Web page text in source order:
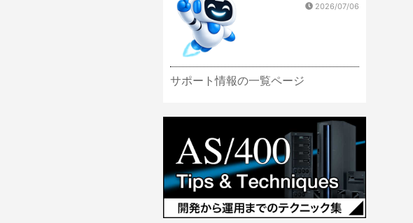
2026/07/06
サポート情報の一覧ページ